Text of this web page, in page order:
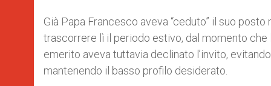
Già Papa Francesco aveva “ceduto” il suo
trascorrere lì il periodo estivo, dal momento che
emerito aveva tuttavia declinato l’invito,
mantenendo il basso profilo desiderato.